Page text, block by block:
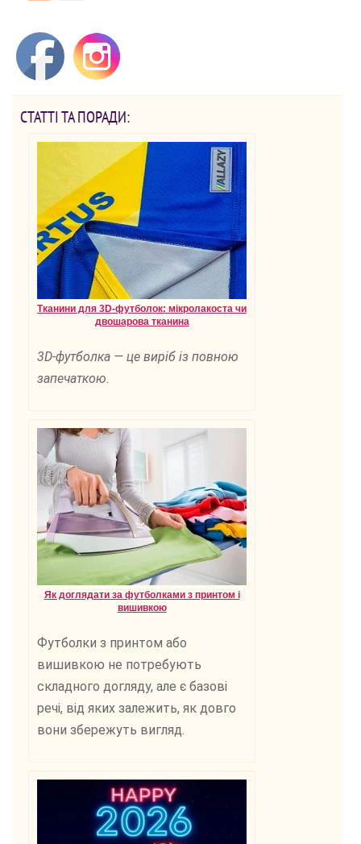
СТАТТІ ТА ПОРАДИ:
Тканини для 3D-футболок: мікролакоста чи
двошарова тканина
3D-футболка — це виріб із повною
запечаткою.
Як доглядати за футболками з принтом і
вишивкою
Футболки з принтом або
вишивкою не потребують
складного догляду, але є базові
речі, від яких залежить, як довго
вони збережуть вигляд.